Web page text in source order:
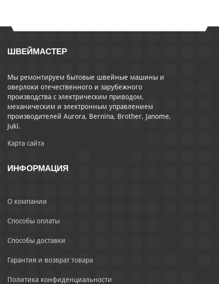
ШВЕЙМАСТЕР
Мы ремонтируем бытовые швейные машины и
оверлоки отечественного и зарубежного
производства с электрическим приводом,
механическим и электронным управлением
производителей Aurora, Bernina, Brother, Janome,
Juki.
Карта сайта
ИНФОРМАЦИЯ
О компании
Способы оплаты
Способы доставки
Гарантия и возврат товара
Политика конфиденциальности